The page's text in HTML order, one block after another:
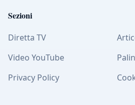
Sezioni
Diretta TV
Video YouTube
Privacy Policy